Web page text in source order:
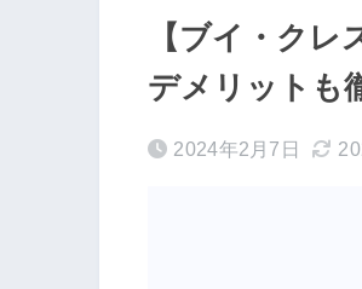
【ブイ・クレ
デメリットも
2024年2月7日